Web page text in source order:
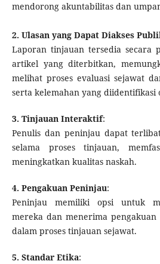
mendorong akuntabilitas dan
2. Ulasan yang Dapat Diakses
Laporan tinjauan tersedia secara
artikel yang diterbitkan,
melihat proses evaluasi sejawat
serta kelemahan yang diidentifikasi
3. Tinjauan Interaktif:
Penulis dan peninjau dapat
selama proses tinjauan,
meningkatkan kualitas naskah.
4. Pengakuan Peninjau:
Peninjau memiliki opsi untuk
mereka dan menerima
dalam proses tinjauan sejawat.
5. Standar Etika: